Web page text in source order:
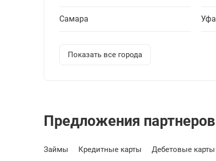
Самара Уфа
Показать все города
Предложения партнеров
Займы Кредитные карты Дебетовые карты